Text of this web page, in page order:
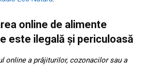
online de alimente
este ilegală și periculoasă
online a prăjiturilor, cozonacilor sau a